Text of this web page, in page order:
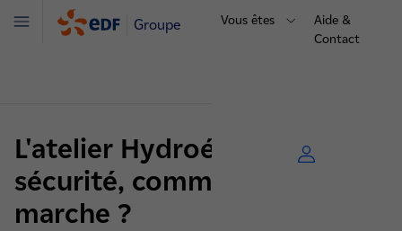
Groupe Vous êtes
Aide &
Contact
Menu
L'atelier Hydroélectricité &
sécurité, comment ça
marche ?